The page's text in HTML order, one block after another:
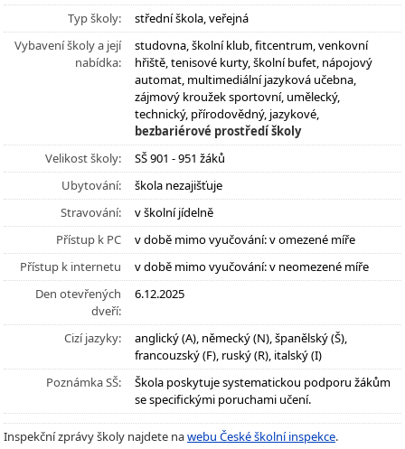
Typ školy:
střední škola, veřejná
Vybavení školy a její
nabídka:
studovna, školní klub, fitcentrum, venkovní
hřiště, tenisové kurty, školní bufet, nápojový
automat, multimediální jazyková učebna,
zájmový kroužek sportovní, umělecký,
technický, přírodovědný, jazykové,
bezbariérové prostředí školy
Velikost školy:
SŠ 901 - 951 žáků
Ubytování:
škola nezajišťuje
Stravování:
v školní jídelně
Přístup k PC
v době mimo vyučování: v omezené míře
Přístup k internetu
v době mimo vyučování: v neomezené míře
Den otevřených
dveří:
6.12.2025
Cizí jazyky:
anglický (A), německý (N), španělský (Š),
francouzský (F), ruský (R), italský (I)
Poznámka SŠ:
Škola poskytuje systematickou podporu žákům
se specifickými poruchami učení.
Inspekční zprávy školy najdete nawebu České školní inspekce.